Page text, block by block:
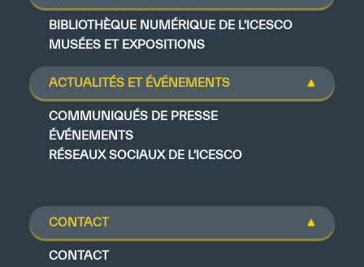
BIBLIOTHÈQUE NUMÉRIQUE DE L’ICESCO
MUSÉES ET EXPOSITIONS
ACTUALITÉS ET ÉVÉNEMENTS
COMMUNIQUÉS DE PRESSE
ÉVÉNEMENTS
RÉSEAUX SOCIAUX DE L’ICESCO
CONTACT
CONTACT